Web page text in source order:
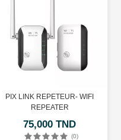
PIX LINK REPETEUR- WIFI
REPEATER
75,000 TND
(0)